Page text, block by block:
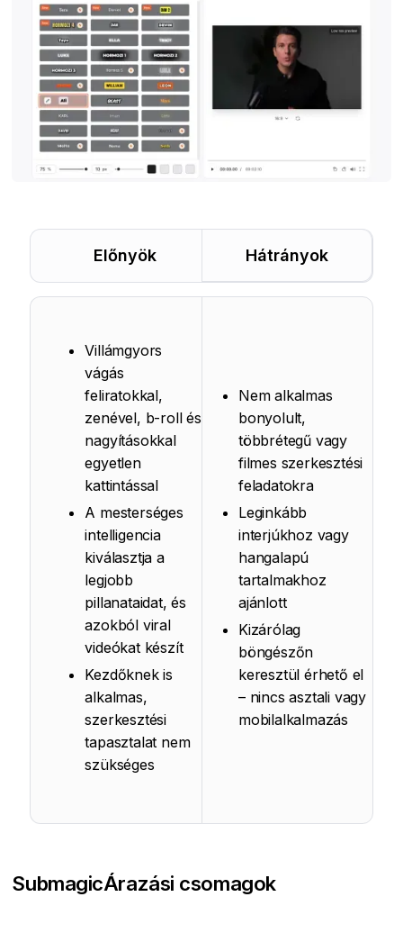
Előnyök Hátrányok
Villámgyors
vágás
feliratokkal,
zenével, b-roll és
nagyításokkal
egyetlen
kattintással
A mesterséges
intelligencia
kiválasztja a
legjobb
pillanataidat, és
azokból viral
videókat készít
Kezdőknek is
alkalmas,
szerkesztési
tapasztalat nem
szükséges
Nem alkalmas
bonyolult,
többrétegű vagy
filmes szerkesztési
feladatokra
Leginkább
interjúkhoz vagy
hangalapú
tartalmakhoz
ajánlott
Kizárólag
böngészőn
keresztül érhető el
– nincs asztali vagy
mobilalkalmazás
SubmagicÁrazási csomagok